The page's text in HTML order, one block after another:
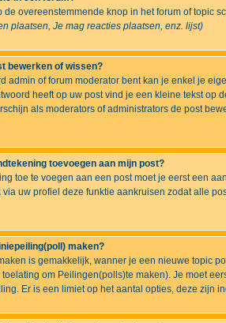
de overeenstemmende knop in het forum of topic
plaatsen, Je mag reacties plaatsen, enz. lijst)
bewerken of wissen?
admin of forum moderator bent kan je enkel je
heeft op uw post vind je een kleine tekst op
als moderators of administrators de post
toevoegen aan mijn post?
toe te voegen aan een post moet je eerst een
uw profiel deze funktie aankruisen zodat alle
maken?
is gemakkelijk, wanner je een nieuwe topic
om Peilingen(polls)te maken). Je moet
Er is een limiet op het aantal opties, deze zijn